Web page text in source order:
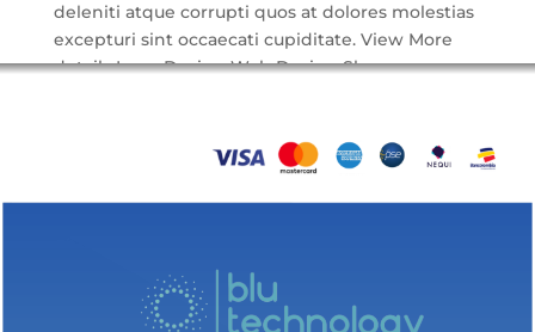
deleniti atque corrupti quos at dolores molestias
excepturi sint occaecati cupiditate. View More
details Logo Design Web Design Shoe...